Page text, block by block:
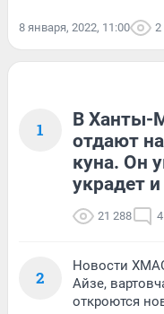
8 января, 2022, 11:00 2
1
В Ханты-
отдают
куна. Он
украдет
21 288 4
2
Новости
Айзе,
откроются